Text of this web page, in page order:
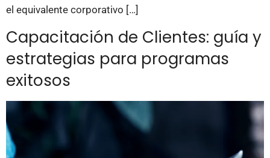
el equivalente corporativo […]
Capacitación de Clientes: guía y
estrategias para programas
exitosos